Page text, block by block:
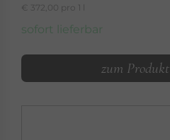
€ 372,00 pro 1 l
sofort lieferbar
zum Produkt